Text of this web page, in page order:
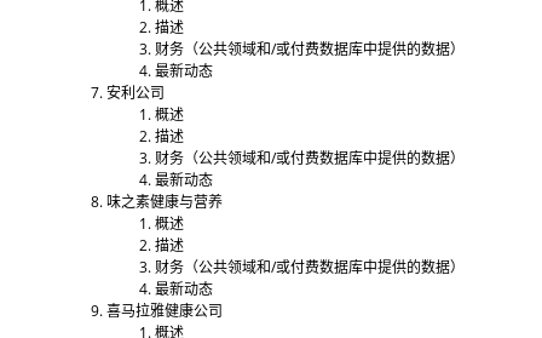
概述
描述
财务（公共领域和/或付费数据库中提供的数据）
最新动态
安利公司
概述
描述
财务（公共领域和/或付费数据库中提供的数据）
最新动态
味之素健康与营养
概述
描述
财务（公共领域和/或付费数据库中提供的数据）
最新动态
喜马拉雅健康公司
概述